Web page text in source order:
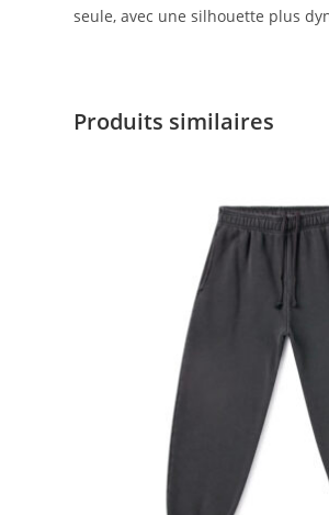
seule, avec une silhouette plus
Produits similaires